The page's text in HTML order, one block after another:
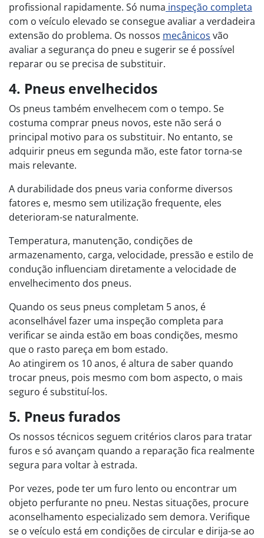
profissional rapidamente. Só numa inspeção completa
com o veículo elevado se consegue avaliar a verdadeira
extensão do problema. Os nossos mecânicos vão
avaliar a segurança do pneu e sugerir se é possível
reparar ou se precisa de substituir.
4. Pneus envelhecidos
Os pneus também envelhecem com o tempo. Se
costuma comprar pneus novos, este não será o
principal motivo para os substituir. No entanto, se
adquirir pneus em segunda mão, este fator torna-se
mais relevante.
A durabilidade dos pneus varia conforme diversos
fatores e, mesmo sem utilização frequente, eles
deterioram-se naturalmente.
Temperatura, manutenção, condições de
armazenamento, carga, velocidade, pressão e estilo de
condução influenciam diretamente a velocidade de
envelhecimento dos pneus.
Quando os seus pneus completam 5 anos, é
aconselhável fazer uma inspeção completa para
verificar se ainda estão em boas condições, mesmo
que o rasto pareça em bom estado.
Ao atingirem os 10 anos, é altura de saber quando
trocar pneus, pois mesmo com bom aspecto, o mais
seguro é substituí-los.
5. Pneus furados
Os nossos técnicos seguem critérios claros para tratar
furos e só avançam quando a reparação fica realmente
segura para voltar à estrada.
Por vezes, pode ter um furo lento ou encontrar um
objeto perfurante no pneu. Nestas situações, procure
aconselhamento especializado sem demora. Verifique
se o veículo está em condições de circular e dirija-se ao